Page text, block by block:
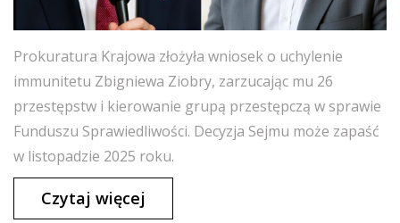
Prokuratura Krajowa złożyła wniosek o uchylenie
immunitetu Zbigniewa Ziobry, zarzucając mu 26
przestępstw i kierowanie grupą przestępczą w sprawie
Funduszu Sprawiedliwości. Decyzja Sejmu może zapaść
w listopadzie 2025 roku.
Czytaj więcej